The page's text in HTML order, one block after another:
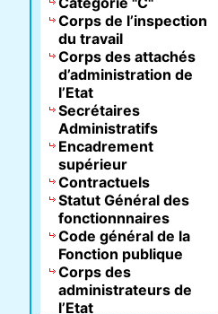
Corps de l’inspection
du travail
Corps des attachés
d’administration de
l’Etat
Secrétaires
Administratifs
Encadrement
supérieur
Contractuels
Statut Général des
fonctionnnaires
Code général de la
Fonction publique
Corps des
administrateurs de
l’Etat